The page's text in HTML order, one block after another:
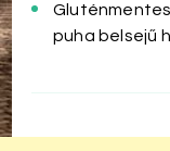
puha belsejű